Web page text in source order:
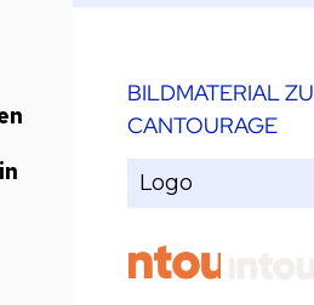
BILDMATERIAL ZU
CANTOURAGE
Logo